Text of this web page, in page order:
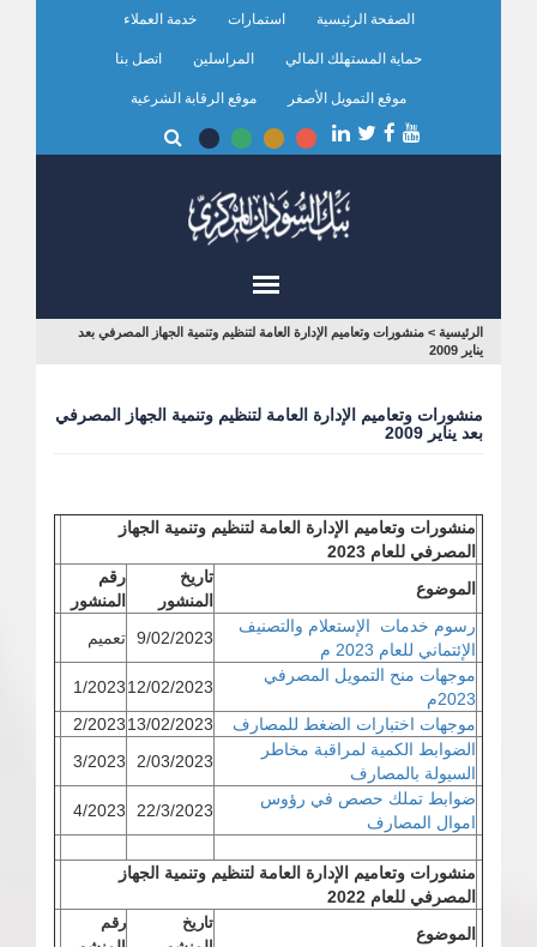
الصفحة الرئيسية استمارات خدمة العملاء
حماية المستهلك المالي المراسلين اتصل بنا
موقع التمويل الأصغر موقع الرقابة الشرعية
أنت
الرئيسية > منشورات وتعاميم الإدارة العامة لتنظيم وتنمية الجهاز المصرفي بعد
يناير 2009
منشورات وتعاميم الإدارة العامة لتنظيم وتنمية الجهاز المصرفي
بعد يناير 2009
منشورات وتعاميم الإدارة العامة لتنظيم وتنمية الجهاز
المصرفي للعام 2023
الموضوع
تاريخ
المنشور
رقم
المنشور
رسوم خدمات الإستعلام والتصنيف
الإئتماني للعام 2023 م
9/02/2023 تعميم
موجهات منح التمويل المصرفي
2023م
12/02/2023
1/2023
موجهات اختبارات الضغط للمصارف
13/02/2023
2/2023
الضوابط الكمية لمراقبة مخاطر
السيولة بالمصارف
2/03/2023
3/2023
ضوابط تملك حصص في رؤوس
اموال المصارف
22/3/2023
4/2023
منشورات وتعاميم الإدارة العامة لتنظيم وتنمية الجهاز
المصرفي للعام 2022
الموضوع
تاريخ
رقم